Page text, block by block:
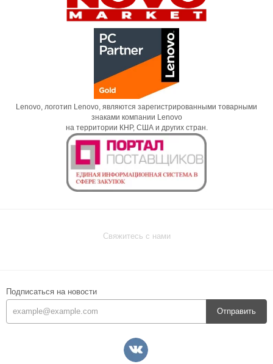
Lenovo, логотип Lenovo, являются зарегистрированными товарными
знаками компании Lenovo
на территории КНР, США и других стран.
Свяжитесь с нами
Подписаться на новости
Отправить